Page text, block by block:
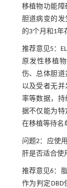
移植物功能
胆道病变的
的3个月和1年
推荐意见5：
原发性移植
伤、总体胆道
以及受者无
率等数据，
据不仅能为
在移植等待名
问题2：应使
肝是否适合使
推荐意见6：
作为判定